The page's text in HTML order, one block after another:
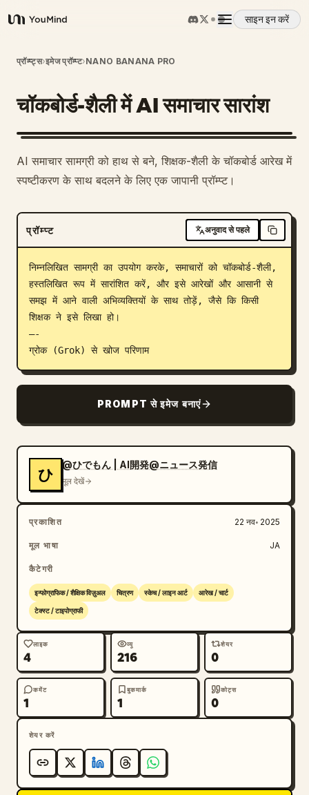
YouMind
साइन इन करें
अवलोकन
उपयोग के मामले
मूल्य निर्धारण
डाउनलोड
अपडेट
प्रॉम्प्ट्स›इमेज प्रॉम्प्ट›NANO BANANA PRO
चॉकबोर्ड-शैली में AI समाचार सारांश
AI समाचार सामग्री को हाथ से बने, शिक्षक-शैली के चॉकबोर्ड आरेख में
स्पष्टीकरण के साथ बदलने के लिए एक जापानी प्रॉम्प्ट।
प्रॉम्प्ट अनुवाद से पहले
निम्नलिखित सामग्री का उपयोग करके, समाचारों को चॉकबोर्ड-शैली,
हस्तलिखित रूप में सारांशित करें, और इसे आरेखों और आसानी से
समझ में आने वाली अभिव्यक्तियों के साथ तोड़ें, जैसे कि किसी
शिक्षक ने इसे लिखा हो।
—-
ग्रोक (Grok) से खोज परिणाम
PROMPT से इमेज बनाएं
ひ
@ひでもん | AI開発@ニュース発信
मूल देखें
प्रकाशित 22 नव॰ 2025
मूल भाषा JA
कैटेगरी
इन्फोग्राफिक / शैक्षिक विज़ुअल चित्रण स्केच / लाइन आर्ट आरेख / चार्ट
टेक्स्ट / टाइपोग्राफी
लाइक
4
व्यू
216
शेयर
0
कमेंट
1
बुकमार्क
1
कोट्स
0
शेयर करें